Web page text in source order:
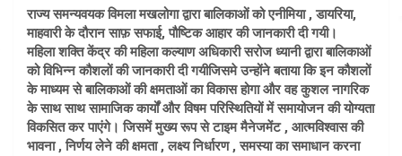
राज्य समन्यवयक विमला मखलोगा द्वारा बालिकाओं को एनीमिया , डायरिया,
माहवारी के दौरान साफ़ सफाई, पौष्टिक आहार की जानकारी दी गयी।
महिला शक्ति केंद्र की महिला कल्याण अधिकारी सरोज ध्यानी द्वारा बालिकाओं
को विभिन्न कौशलों की जानकारी दी गयीजिसमे उन्होंने बताया कि इन कौशलों
के माध्यम से बालिकाओं की क्षमताओं का विकास होगा और वह कुशल नागरिक
के साथ साथ सामाजिक कार्यों और विषम परिस्थितियों में समायोजन की योग्यता
विकसित कर पाएंगे। जिसमें मुख्य रूप से टाइम मैनेजमेंट , आत्मविश्वास की
भावना , निर्णय लेने की क्षमता , लक्ष्य निर्धारण , समस्या का समाधान करना